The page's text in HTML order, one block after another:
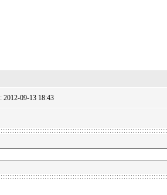
: 2012-09-13 18:43